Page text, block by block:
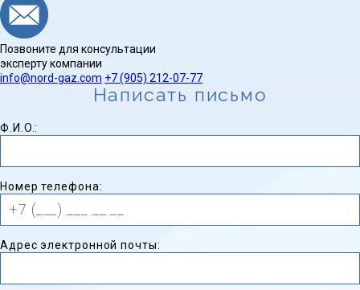
Позвоните для консультации
эксперту компании
info@nord-gaz.com +7 (905) 212-07-77
Написать письмо
Ф.И.O.:
Номер телефона:
Адрес электронной почты: